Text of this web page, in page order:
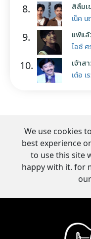
8. สิลืมเ
เน็ค
9. แพ้แ
ไอซ์
10. เจ้าส
เต๋อ
We use cookies
best experience
to use this site
happy with it. for